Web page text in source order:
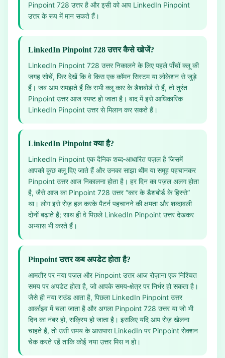
Pinpoint 728 उत्तर है और इसी को आप LinkedIn Pinpoint
उत्तर के रूप में मान सकते हैं।
LinkedIn Pinpoint 728 उत्तर कैसे खोजें?
LinkedIn Pinpoint 728 उत्तर निकालने के लिए पहले पाँचों क्लू की
जगह सोचें, फिर देखें कि वे किस एक कॉमन सिस्टम या लोकेशन से जुड़े
हैं। जब आप समझते हैं कि सभी क्लू कार के डैशबोर्ड से हैं, तो तुरंत
Pinpoint उत्तर आज स्पष्ट हो जाता है। बाद में इसे आधिकारिक
LinkedIn Pinpoint उत्तर से मिलान कर सकते हैं।
LinkedIn Pinpoint क्या है?
LinkedIn Pinpoint एक दैनिक शब्द‑आधारित पज़ल है जिसमें
आपको कुछ क्लू दिए जाते हैं और उनका साझा थीम या समूह पहचानकर
Pinpoint उत्तर आज निकालना होता है। हर दिन का पज़ल अलग होता
है, जैसे आज का Pinpoint 728 उत्तर “कार के डैशबोर्ड के हिस्से”
था। लोग इसे रोज़ हल करके पैटर्न पहचानने की क्षमता और शब्दावली
दोनों बढ़ाते हैं; साथ ही वे पिछले LinkedIn Pinpoint उत्तर देखकर
अभ्यास भी करते हैं।
Pinpoint उत्तर कब अपडेट होता है?
आमतौर पर नया पज़ल और Pinpoint उत्तर आज रोज़ाना एक निश्चित
समय पर अपडेट होता है, जो आपके समय‑क्षेत्र पर निर्भर हो सकता है।
जैसे ही नया राउंड आता है, पिछला LinkedIn Pinpoint उत्तर
आर्काइव में चला जाता है और अगला Pinpoint 728 उत्तर या जो भी
दिन का नंबर हो, सक्रिय हो जाता है। इसलिए यदि आप रोज़ खेलना
चाहते हैं, तो उसी समय के आसपास LinkedIn पर Pinpoint सेक्शन
चेक करते रहें ताकि कोई नया उत्तर मिस न हो।